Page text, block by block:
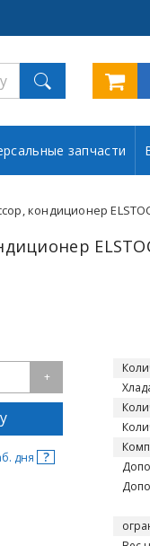
запчасти
кондиционер
+
дня ?